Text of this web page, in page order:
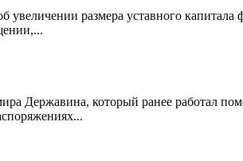
размера уставного капитала
Державина, который ранее работал